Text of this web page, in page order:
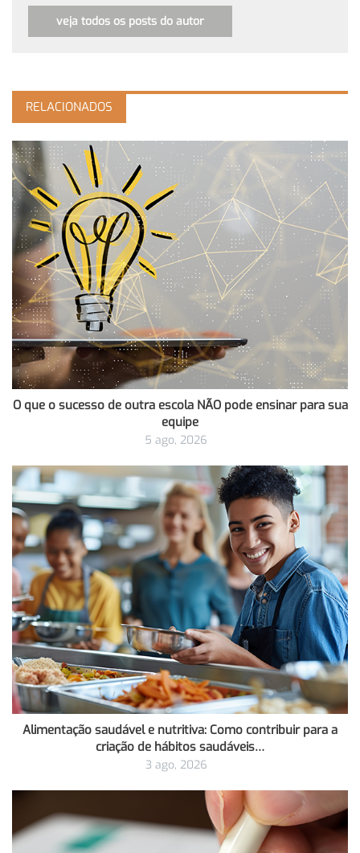
veja todos os posts do autor
RELACIONADOS
O que o sucesso de outra escola NÃO pode ensinar para sua
equipe
5 ago, 2026
Alimentação saudável e nutritiva: Como contribuir para a
criação de hábitos saudáveis…
3 ago, 2026